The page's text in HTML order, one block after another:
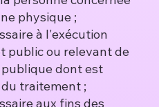
physique ;
à l'exécution
public ou relevant de
dont est
traitement ;
aux fins des